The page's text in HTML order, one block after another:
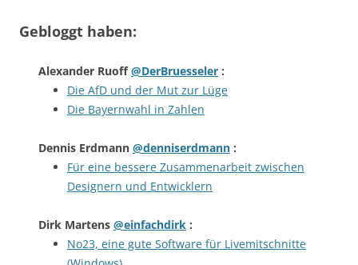
Gebloggt haben:
Alexander Ruoff@DerBruesseler :
Die AfD und der Mut zur Lüge
Die Bayernwahl in Zahlen
Dennis Erdmann @denniserdmann :
Für eine bessere Zusammenarbeit zwischen
Designern und Entwicklern
Dirk Martens @einfachdirk :
No23, eine gute Software für Livemitschnitte